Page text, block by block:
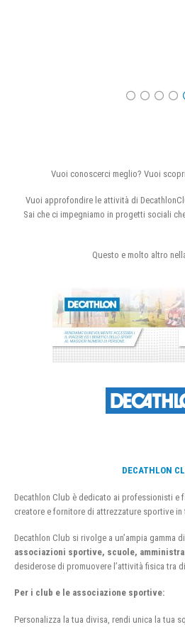
Vuoi conoscerci meglio? Vuoi
Vuoi approfondire le attività di
Sai che ci impegniamo in progetti sociali
Questo e molto altro
DECATHLON
Decathlon Club è dedicato ai professionisti e
creatore e fornitore di attrezzature sportive in
Decathlon Club si rivolge a un’ampia gamma
associazioni sportive, scuole,
desiderose di promuovere l’attività fisica tra
Per i club e le associazione sportive:
Personalizza la tua divisa, rendi unica la tua